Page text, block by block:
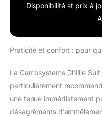
Disponibilité et prix à
Praticité et confort : pour
La Camosystems Ghillie
particulièrement
une tenue immédiatement
désagréments